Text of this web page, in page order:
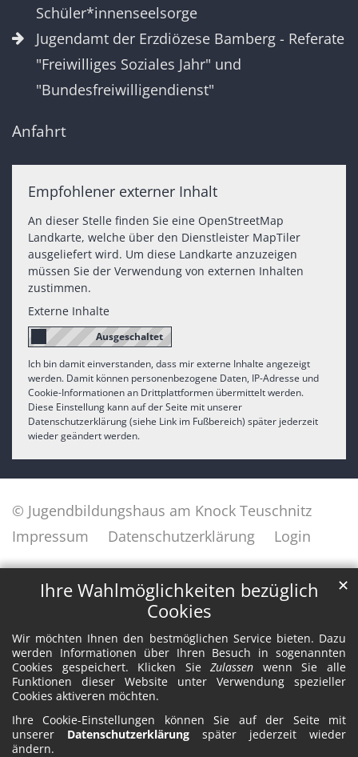
Ihre Wahlmöglichkeiten bezüglich
Cookies
Wir möchten Ihnen den bestmöglichen Service bieten. Dazu
werden Informationen über Ihren Besuch in sogenannten
Cookies gespeichert. Klicken SieZulassen wenn Sie alle
Funktionen dieser Website unter Verwendung spezieller
Cookies aktiveren möchten.
Ihre Cookie-Einstellungen können Sie auf der Seite mit
unserer Datenschutzerklärung später jederzeit wieder
ändern.
✕
Schüler*innenseelsorge
Jugendamt der Erzdiözese Bamberg - Referate
"Freiwilliges Soziales Jahr" und
"Bundesfreiwilligendienst"
Anfahrt
Empfohlener externer Inhalt
An dieser Stelle finden Sie eine OpenStreetMap
Landkarte, welche über den Dienstleister MapTiler
ausgeliefert wird. Um diese Landkarte anzuzeigen
müssen Sie der Verwendung von externen Inhalten
zustimmen.
Externe Inhalte
Ich bin damit einverstanden, dass mir externe Inhalte angezeigt
werden. Damit können personenbezogene Daten, IP-Adresse und
Cookie-Informationen an Drittplattformen übermittelt werden.
Diese Einstellung kann auf der Seite mit unserer
Datenschutzerklärung (siehe Link im Fußbereich) später jederzeit
wieder geändert werden.
© Jugendbildungshaus am Knock Teuschnitz
Impressum
Datenschutzerklärung Login